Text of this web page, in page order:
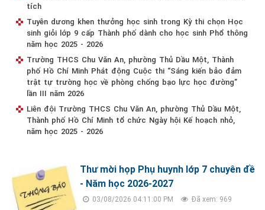
tích
Tuyên dương khen thưởng học sinh trong Kỳ thi chọn Học
sinh giỏi lớp 9 cấp Thành phố dành cho học sinh Phổ thông
năm học 2025 - 2026
Trường THCS Chu Văn An, phường Thủ Dầu Một, Thành
phố Hồ Chí Minh Phát động Cuộc thi “Sáng kiến bảo đảm
trật tự trường học về phòng chống bạo lực học đường”
lần III năm 2026
Liên đội Trường THCS Chu Văn An, phường Thủ Dầu Một,
Thành phố Hồ Chí Minh tổ chức Ngày hội Kế hoạch nhỏ,
năm học 2025 - 2026
Thư mời họp Phụ huynh lớp 7 chuyên đề
- Năm học 2026-2027
03/08/2026 04:11:00 PM
Đã xem: 969